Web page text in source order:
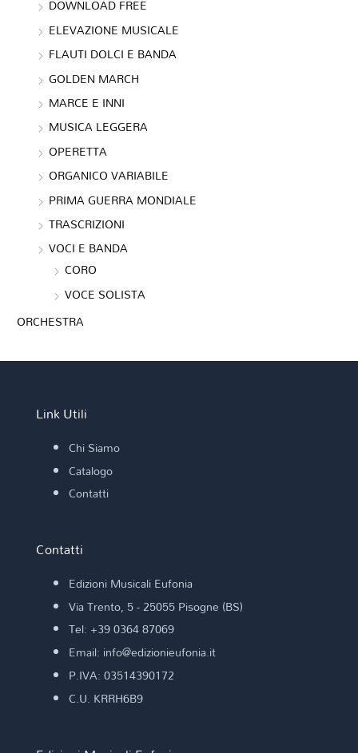
DOWNLOAD FREE
ELEVAZIONE MUSICALE
FLAUTI DOLCI E BANDA
GOLDEN MARCH
MARCE E INNI
MUSICA LEGGERA
OPERETTA
ORGANICO VARIABILE
PRIMA GUERRA MONDIALE
TRASCRIZIONI
VOCI E BANDA
CORO
VOCE SOLISTA
ORCHESTRA
Link Utili
Chi Siamo
Catalogo
Contatti
Contatti
Edizioni Musicali Eufonia
Via Trento, 5 - 25055 Pisogne (BS)
Tel: +39 0364 87069
Email: info@edizionieufonia.it
P.IVA: 03514390172
C.U. KRRH6B9